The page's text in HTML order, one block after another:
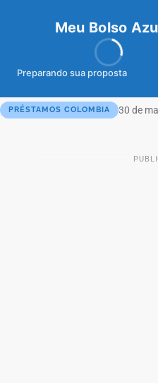
Meu Bolso
Preparando sua proposta
meubolso Azul
Préstamo
Social: guía
PRÉSTAMOS COLOMBIA 30 de